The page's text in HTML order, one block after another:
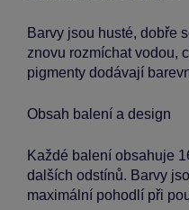
Barvy jsou husté, dobře
znovu rozmíchat vodou,
pigmenty dodávají
Obsah balení a design
Každé balení obsahuje
dalších odstínů. Barvy
maximální pohodlí při